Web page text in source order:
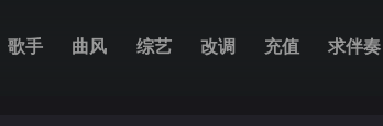
歌手 曲风 综艺 改调 充值 求伴奏